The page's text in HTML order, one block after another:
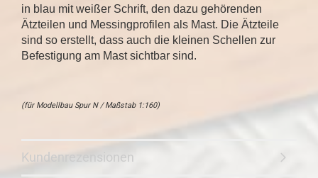
in blau mit weißer Schrift, den dazu gehörenden
Ätzteilen und Messingprofilen als Mast. Die Ätzteile
sind so erstellt, dass auch die kleinen Schellen zur
Befestigung am Mast sichtbar sind.
(für Modellbau Spur N / Maßstab 1:160)
Kundenrezensionen